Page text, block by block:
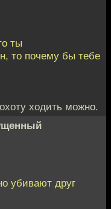
ты
то почему бы тебе
ходить можно.
убивают друг